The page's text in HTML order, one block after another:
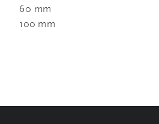
60 mm
100 mm